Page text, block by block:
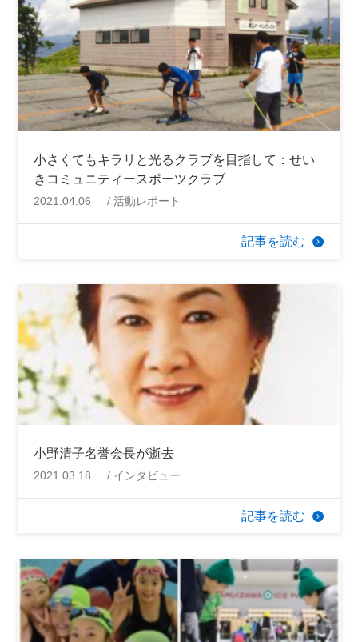
小さくてもキラリと光るクラブを目指して：せい
きコミュニティースポーツクラブ
2021.04.06 活動レポート
記事を読む
小野清子名誉会長が逝去
2021.03.18 インタビュー
記事を読む